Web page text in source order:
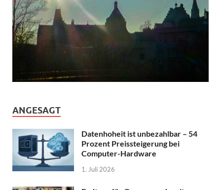
ANGESAGT
Datenhoheit ist unbezahlbar – 54
Prozent Preissteigerung bei
Computer-Hardware
1. Juli 2026